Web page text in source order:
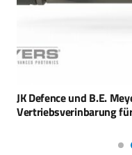
JK Defence und B.E.
Vertriebsverinbarung